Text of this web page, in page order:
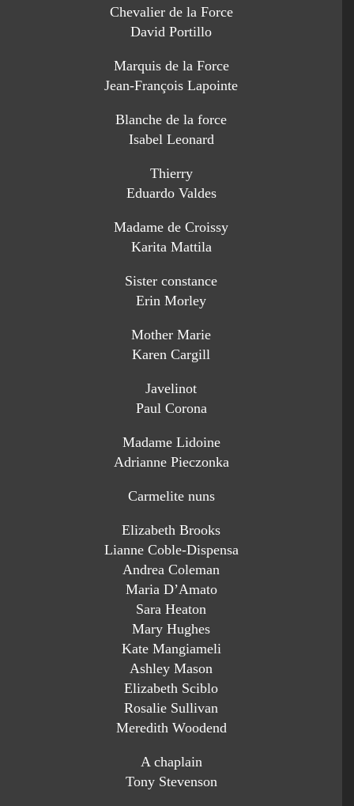
Chevalier de la Force
David Portillo
Marquis de la Force
Jean-François Lapointe
Blanche de la force
Isabel Leonard
Thierry
Eduardo Valdes
Madame de Croissy
Karita Mattila
Sister constance
Erin Morley
Mother Marie
Karen Cargill
Javelinot
Paul Corona
Madame Lidoine
Adrianne Pieczonka
Carmelite nuns
Elizabeth Brooks
Lianne Coble-Dispensa
Andrea Coleman
Maria D’Amato
Sara Heaton
Mary Hughes
Kate Mangiameli
Ashley Mason
Elizabeth Sciblo
Rosalie Sullivan
Meredith Woodend
A chaplain
Tony Stevenson